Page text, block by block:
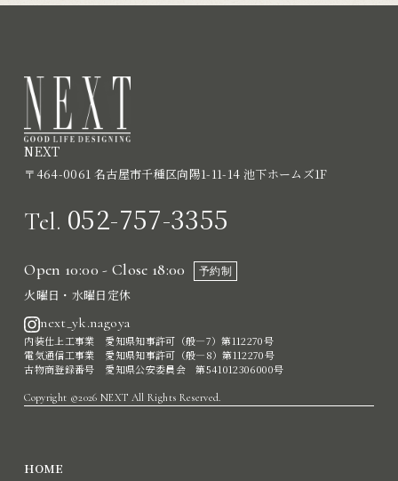
NEXT
〒464-0061 名古屋市千種区向陽1-11-14 池下ホームズ1F
Tel. 052-757-3355
Open 10:00 - Close 18:00 予約制
火曜日・水曜日定休
next_yk.nagoya
内装仕上工事業 愛知県知事許可（般―7）第112270号
電気通信工事業 愛知県知事許可（般―8）第112270号
古物商登録番号 愛知県公安委員会 第541012306000号
Copyright ©2026 NEXT All Rights Reserved.
HOME